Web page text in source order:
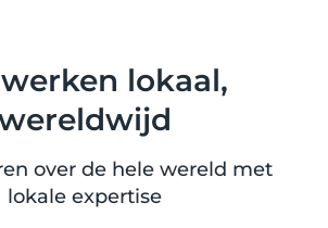
lokaal,
over de hele wereld met
lokale expertise